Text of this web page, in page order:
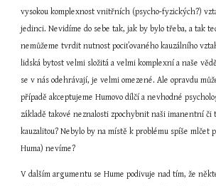
vysokou komplexnost vnitřních (psycho-fyzických?)
jedinci. Nevidíme do sebe tak, jak by bylo třeba, a tak
nemůžeme tvrdit nutnost pociťovaného kauzálního
lidská bytost velmi složitá a velmi komplexní a naše
se v nás odehrávají, je velmi omezené. Ale opravdu
případě akceptujeme Humovo dílčí a nevhodné
základě takové neznalosti zpochybnit naši imanentní
kauzalitou? Nebylo by na místě k problému spíše mlčet
Huma) nevíme?
V dalším argumentu se Hume podivuje nad tím, že